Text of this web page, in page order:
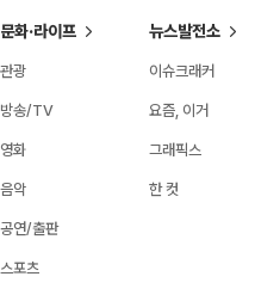
문화·라이프
관광
방송/TV
영화
음악
공연/출판
스포츠
뉴스발전소
이슈크래커
요즘, 이거
그래픽스
한 컷